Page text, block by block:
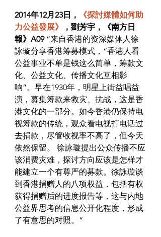
2014年12月23日，
《探討媒體如何助
力公益發展》
，劉芳宇，《南方日
報》A09 “来自香港的资深媒体人徐
詠璇分享香港筹募模式，“香港人看
公益事业不单是钱这么简单，筹款文
化、公益文化、传播文化互相影
响”。早在1930年，明星上街益唱益
演，募集筹款来救灾、抗战，这是香
港文化的一部分。如今香港仍保持电
视筹款的传统，观众看电视打电话过
去捐款，尽管收视率不高了，但今天
依然保留。
徐詠璇提出公众传播不应
该消费灾难，探讨方向应该是怎样才
能建立一个有尊严的募款。徐詠璇谈
到香港捐赠人的八项权益，包括有权
获得捐赠后的进度报告等，这与内地
公益界思考的信息公开化程度，形成
了有意思的对照。”